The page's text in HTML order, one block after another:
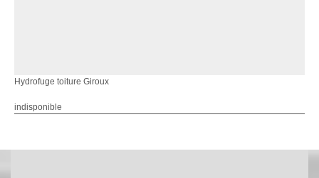
Hydrofuge toiture Giroux
indisponible